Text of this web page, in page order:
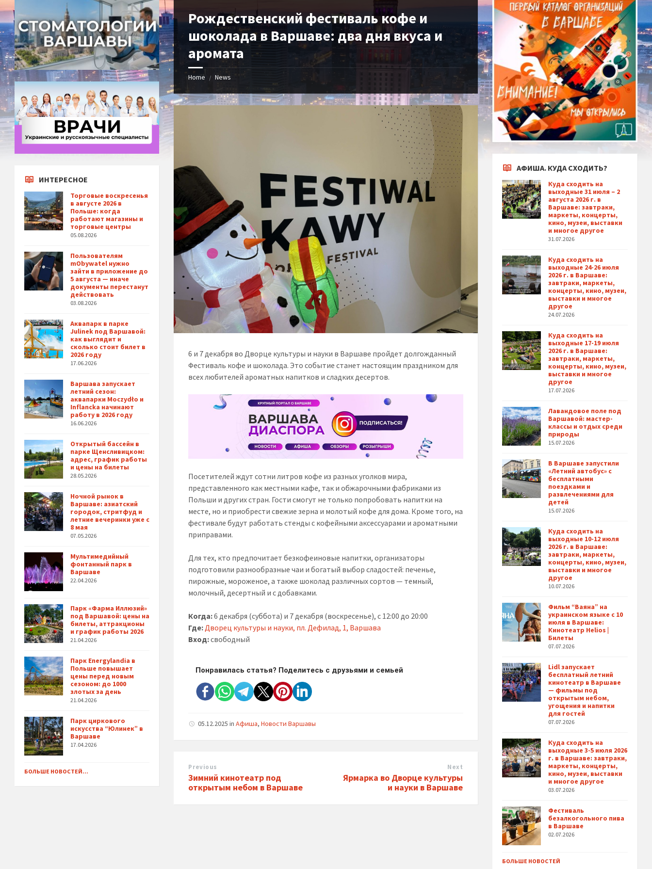
Рождественский фестиваль кофе и
шоколада в Варшаве: два дня вкуса и
аромата
Home / News
6 и 7 декабря во Дворце культуры и науки в Варшаве пройдет долгожданный
Фестиваль кофе и шоколада. Это событие станет настоящим праздником для
всех любителей ароматных напитков и сладких десертов.
Посетителей ждут сотни литров кофе из разных уголков мира,
представленного как местными кафе, так и обжарочными фабриками из
Польши и других стран. Гости смогут не только попробовать напитки на
месте, но и приобрести свежие зерна и молотый кофе для дома. Кроме того, на
фестивале будут работать стенды с кофейными аксессуарами и ароматными
приправами.
Для тех, кто предпочитает безкофеиновые напитки, организаторы
подготовили разнообразные чаи и богатый выбор сладостей: печенье,
пирожные, мороженое, а также шоколад различных сортов — темный,
молочный, десертный и с добавками.
Когда:6 декабря (суббота) и 7 декабря (воскресенье), с 12:00 до 20:00
Где:Дворец культуры и науки, пл. Дефилад, 1, Варшава
Вход:свободный
Понравилась статья? Поделитесь с друзьями и семьей
05.12.2025inАфиша,Новости Варшавы
Previous
Зимний кинотеатр под
открытым небом в Варшаве
Next
Ярмарка во Дворце культуры
и науки в Варшаве
ИНТЕРЕСНОЕ
Торговые воскресенья
в августе 2026 в
Польше: когда
работают магазины и
торговые центры
05.08.2026
Пользователям
mObywatel нужно
зайти в приложение до
5 августа — иначе
документы перестанут
действовать
03.08.2026
Аквапарк в парке
Julinek под Варшавой:
как выглядит и
сколько стоит билет в
2026 году
17.06.2026
Варшава запускает
летний сезон:
аквапарки Moczydło и
Inflancka начинают
работу в 2026 году
16.06.2026
Открытый бассейн в
парке Щенсливицком:
адрес, график работы
и цены на билеты
28.05.2026
Ночной рынок в
Варшаве: азиатский
городок, стритфуд и
летние вечеринки уже с
8 мая
07.05.2026
Мультимедийный
фонтанный парк в
Варшаве
22.04.2026
Парк «Фарма Иллюзий»
под Варшавой: цены на
билеты, аттракционы
и график работы 2026
21.04.2026
Парк Energylandia в
Польше повышает
цены перед новым
сезоном: до 1000
злотых за день
21.04.2026
Парк циркового
искусства “Юлинек” в
Варшаве
17.04.2026
БОЛЬШЕ НОВОСТЕЙ...
АФИША. КУДА СХОДИТЬ?
Куда сходить на
выходные 31 июля – 2
августа 2026 г. в
Варшаве: завтраки,
маркеты, концерты,
кино, музеи, выставки
и многое другое
31.07.2026
Куда сходить на
выходные 24-26 июля
2026 г. в Варшаве:
завтраки, маркеты,
концерты, кино, музеи,
выставки и многое
другое
24.07.2026
Куда сходить на
выходные 17-19 июля
2026 г. в Варшаве:
завтраки, маркеты,
концерты, кино, музеи,
выставки и многое
другое
17.07.2026
Лавандовое поле под
Варшавой: мастер-
классы и отдых среди
природы
15.07.2026
В Варшаве запустили
«Летний автобус» с
бесплатными
поездками и
развлечениями для
детей
15.07.2026
Куда сходить на
выходные 10-12 июля
2026 г. в Варшаве:
завтраки, маркеты,
концерты, кино, музеи,
выставки и многое
другое
10.07.2026
Фильм “Ваяна” на
украинском языке с 10
июля в Варшаве:
Кинотеатр Helios |
Билеты
07.07.2026
Lidl запускает
бесплатный летний
кинотеатр в Варшаве
— фильмы под
открытым небом,
угощения и напитки
для гостей
07.07.2026
Куда сходить на
выходные 3-5 июля 2026
г. в Варшаве: завтраки,
маркеты, концерты,
кино, музеи, выставки
и многое другое
03.07.2026
Фестиваль
безалкогольного пива
в Варшаве
02.07.2026
БОЛЬШЕ НОВОСТЕЙ